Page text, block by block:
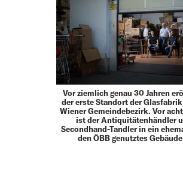
Vor ziemlich genau 30 Jahren
der erste Standort der Glasfabrik
Wiener Gemeindebezirk. Vor
ist der Antiquitätenhändler
Secondhand-­Tandler in ein
den ÖBB genutztes